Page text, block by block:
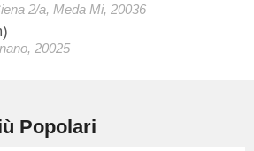
2/a, Meda Mi, 20036
20025
Popolari